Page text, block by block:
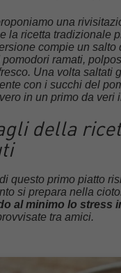
una
la ricetta tradizionale
compie un
pomodori ramati,
Una volta saltati
con i succhi del
in un primo da veri
della
questo primo piatto
si prepara nella
al minimo lo stress
tra amici.